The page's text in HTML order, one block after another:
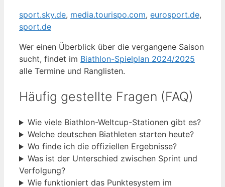
sport.sky.de, media.tourispo.com, eurosport.de,
sport.de
Wer einen Überblick über die vergangene Saison
sucht, findet im Biathlon-Spielplan 2024/2025
alle Termine und Ranglisten.
Häufig gestellte Fragen (FAQ)
Wie viele Biathlon-Weltcup-Stationen gibt es?
Welche deutschen Biathleten starten heute?
Wo finde ich die offiziellen Ergebnisse?
Was ist der Unterschied zwischen Sprint und
Verfolgung?
Wie funktioniert das Punktesystem im